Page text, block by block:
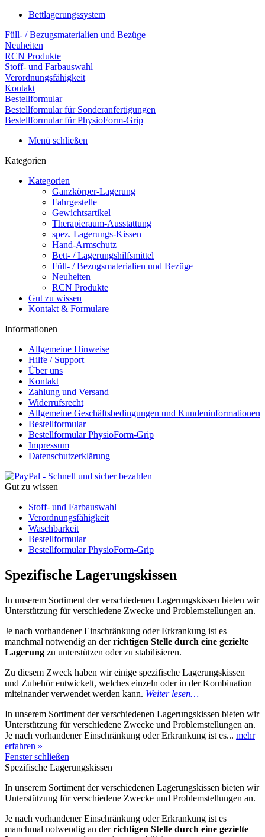
Bettlagerungssystem
Füll- / Bezugsmaterialien und Bezüge
Neuheiten
RCN Produkte
Stoff- und Farbauswahl
Verordnungsfähigkeit
Kontakt
Bestellformular
Bestellformular für Sonderanfertigungen
Bestellformular für PhysioForm-Grip
Menü schließen
Kategorien
Kategorien
Ganzkörper-Lagerung
Fahrgestelle
Gewichtsartikel
Therapieraum-Ausstattung
spez. Lagerungs-Kissen
Hand-Armschutz
Bett- / Lagerungshilfsmittel
Füll- / Bezugsmaterialien und Bezüge
Neuheiten
RCN Produkte
Gut zu wissen
Kontakt & Formulare
Informationen
Allgemeine Hinweise
Hilfe / Support
Über uns
Kontakt
Zahlung und Versand
Widerrufsrecht
Allgemeine Geschäftsbedingungen und Kundeninformationen
Bestellformular
Bestellformular PhysioForm-Grip
Impressum
Datenschutzerklärung
Gut zu wissen
Stoff- und Farbauswahl
Verordnungsfähigkeit
Waschbarkeit
Bestellformular
Bestellformular PhysioForm-Grip
Spezifische Lagerungskissen
In unserem Sortiment der verschiedenen Lagerungskissen bieten wir
Unterstützung für verschiedene Zwecke und Problemstellungen an.
Je nach vorhandener Einschränkung oder Erkrankung ist es
manchmal notwendig an derrichtigen Stelle durch eine gezielte
Lagerung zu unterstützen oder zu stabilisieren.
Zu diesem Zweck haben wir einige spezifische Lagerungskissen
und Zubehör entwickelt, welches einzeln oder in der Kombination
miteinander verwendet werden kann. Weiter lesen…
In unserem Sortiment der verschiedenen Lagerungskissen bieten wir
Unterstützung für verschiedene Zwecke und Problemstellungen an.
Je nach vorhandener Einschränkung oder Erkrankung ist es... mehr
erfahren »
Fenster schließen
Spezifische Lagerungskissen
In unserem Sortiment der verschiedenen Lagerungskissen bieten wir
Unterstützung für verschiedene Zwecke und Problemstellungen an.
Je nach vorhandener Einschränkung oder Erkrankung ist es
manchmal notwendig an derrichtigen Stelle durch eine gezielte